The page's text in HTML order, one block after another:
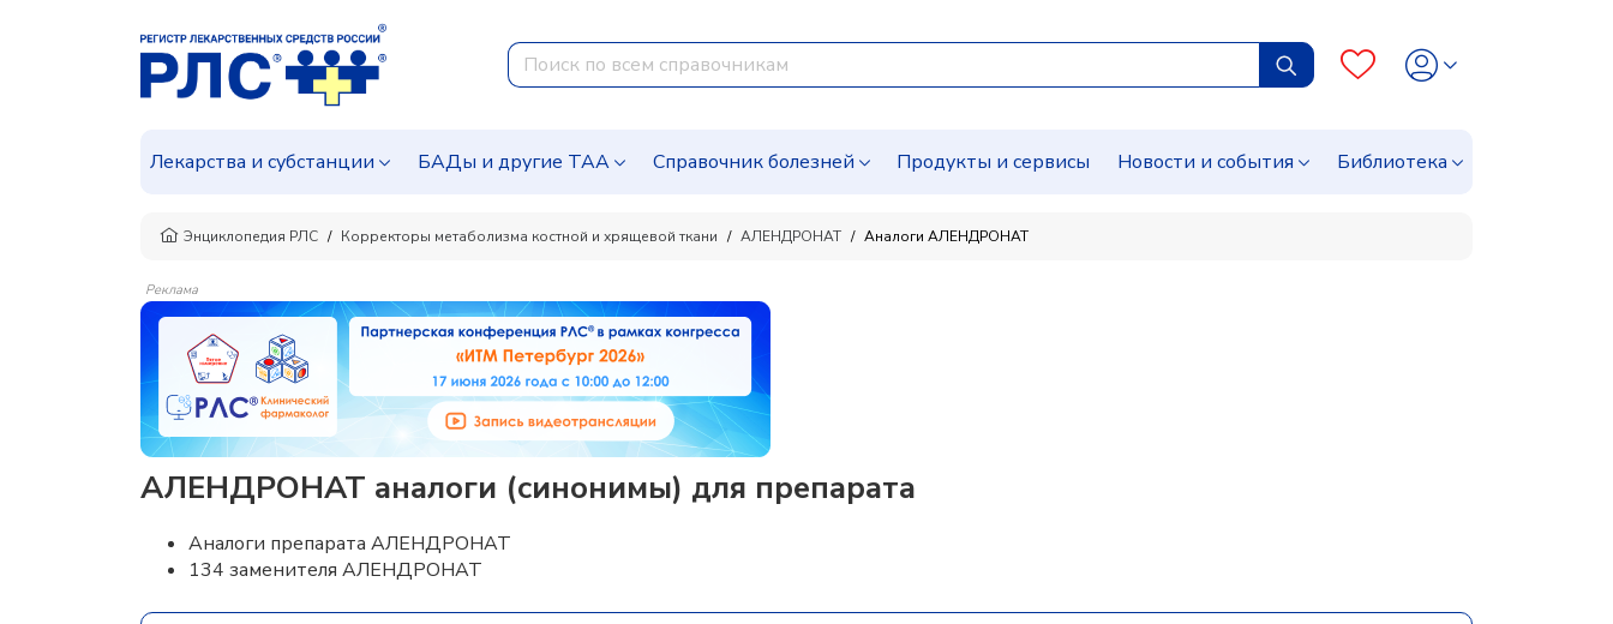
Лекарства и субстанции БАДы и другие ТАА Справочник болезней Продукты и сервисы Новости и события Библиотека
Энциклопедия РЛС Корректоры метаболизма костной и хрящевой ткани АЛЕНДРОНАТ Аналоги АЛЕНДРОНАТ
Реклама
АЛЕНДРОНАТ аналоги (синонимы) для препарата
Аналоги препарата АЛЕНДРОНАТ
134 заменителя АЛЕНДРОНАТ